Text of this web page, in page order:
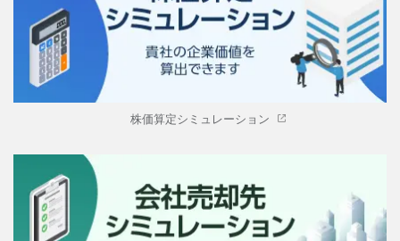
株価算定シミュレーション